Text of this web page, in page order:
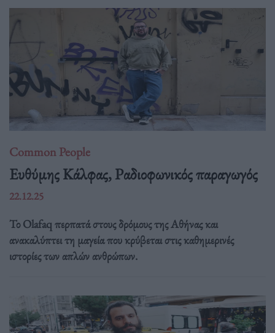
Common People
Ευθύμης Κάλφας, Ραδιοφωνικός παραγωγός
22.12.25
Το Olafaq περπατά στους δρόμους της Αθήνας και
ανακαλύπτει τη μαγεία που κρύβεται στις καθημερινές
ιστορίες των απλών ανθρώπων.